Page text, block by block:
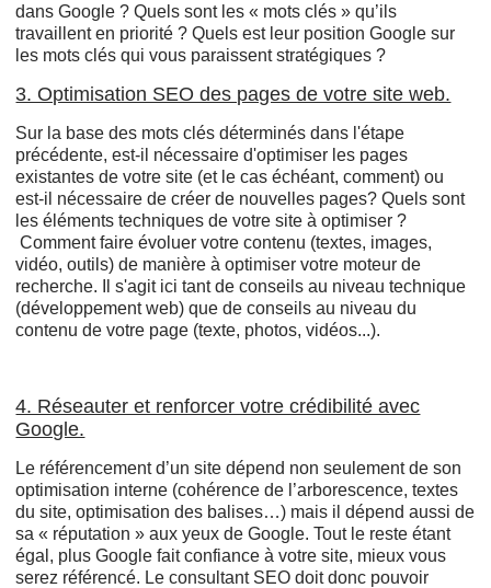
dans Google ? Quels sont les « mots clés » qu’ils
travaillent en priorité ? Quels est leur position Google sur
les mots clés qui vous paraissent stratégiques ?
3. Optimisation SEO des pages de votre site web.
Sur la base des mots clés déterminés dans l'étape
précédente, est-il nécessaire d'optimiser les pages
existantes de votre site (et le cas échéant, comment) ou
est-il nécessaire de créer de nouvelles pages? Quels sont
les éléments techniques de votre site à optimiser ?
Comment faire évoluer votre contenu (textes, images,
vidéo, outils) de manière à optimiser votre moteur de
recherche. Il s'agit ici tant de conseils au niveau technique
(développement web) que de conseils au niveau du
contenu de votre page (texte, photos, vidéos...).
4. Réseauter et renforcer votre crédibilité avec
Google.
Le référencement d’un site dépend non seulement de son
optimisation interne (cohérence de l’arborescence, textes
du site, optimisation des balises…) mais il dépend aussi de
sa « réputation » aux yeux de Google. Tout le reste étant
égal, plus Google fait confiance à votre site, mieux vous
serez référencé. Le consultant SEO doit donc pouvoir